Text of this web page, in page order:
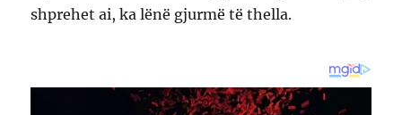
shprehet ai, ka lënë gjurmë të thella.